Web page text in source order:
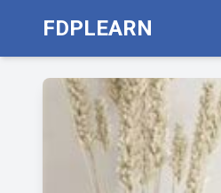
FDPLEARN